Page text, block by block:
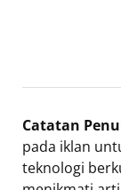
Catatan
pada iklan
teknologi